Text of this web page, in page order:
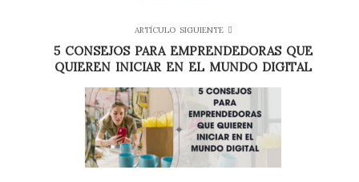
ARTÍCULO SIGUIENTE
5 CONSEJOS PARA EMPRENDEDORAS QUE
QUIEREN INICIAR EN EL MUNDO DIGITAL